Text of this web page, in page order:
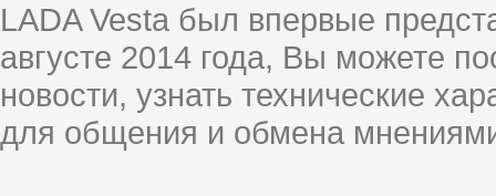
LADA Vesta был впервые
августе 2014 года, Вы можете
новости, узнать технические
для общения и обмена